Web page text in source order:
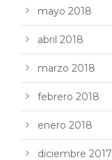
mayo 2018
abril 2018
marzo 2018
febrero 2018
enero 2018
diciembre 2017